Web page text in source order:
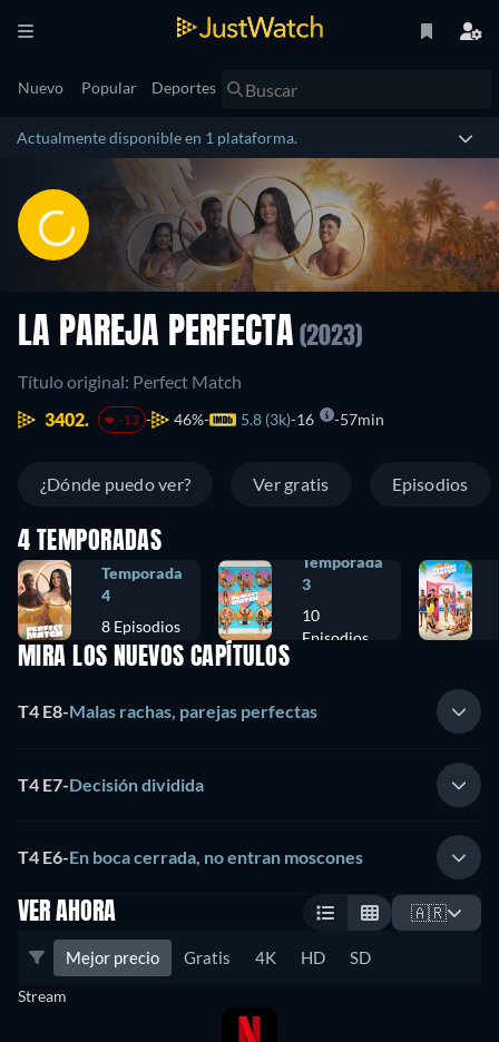
Nuevo Popular Deportes
Actualmente disponible en 1 plataforma.
LA PAREJA PERFECTA (2023)
Título original: Perfect Match
3402.
-13 46% 5.8 (3k) 16 57min
¿Dónde puedo ver? Ver gratis Episodios
4 TEMPORADAS
Temporada
4
8 Episodios
Temporada
3
10
Episodios
MIRA LOS NUEVOS CAPÍTULOS
T4 E8-Malas rachas, parejas perfectas
T4 E7-Decisión dividida
T4 E6-En boca cerrada, no entran moscones
VER AHORA 🇦🇷
Mejor precio Gratis 4K HD SD
Stream